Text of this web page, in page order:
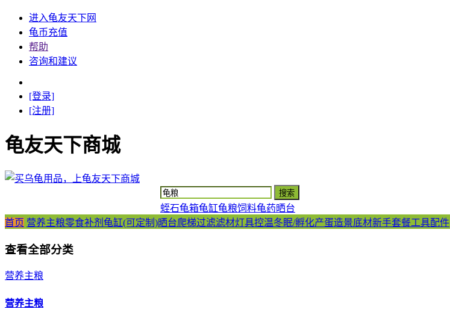
进入龟友天下网
龟币充值
帮助
咨询和建议
[登录]
[注册]
龟友天下商城
蛭石龟箱龟缸龟粮饲料龟药晒台
首页 营养主粮零食补剂 龟缸(可定制)晒台爬梯过滤滤材灯具控温冬眠/孵化产蛋造景底材新手套餐工具配件
查看全部分类
营养主粮
营养主粮